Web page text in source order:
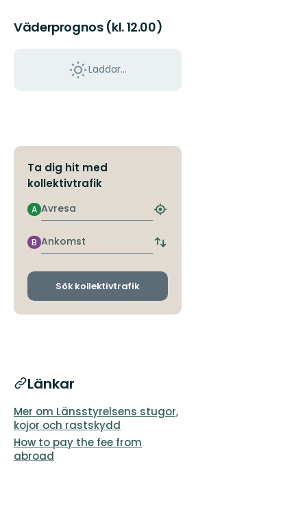
Väderprognos (kl. 12.00)
Laddar...
Ta dig hit med
kollektivtrafik
Avresa
A
Hitta
hållplats
Ankomst
B
Byt
och
Sök kollektivtrafik
Länkar
Mer om Länsstyrelsens stugor,
kojor och rastskydd
How to pay the fee from
abroad